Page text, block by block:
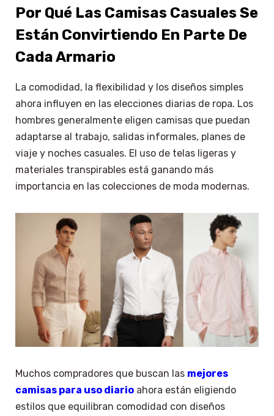
Por Qué Las Camisas Casuales Se
Están Convirtiendo En Parte De
Cada Armario
La comodidad, la flexibilidad y los diseños simples
ahora influyen en las elecciones diarias de ropa. Los
hombres generalmente eligen camisas que puedan
adaptarse al trabajo, salidas informales, planes de
viaje y noches casuales. El uso de telas ligeras y
materiales transpirables está ganando más
importancia en las colecciones de moda modernas.
Muchos compradores que buscan las mejores
camisas para uso diario ahora están eligiendo
estilos que equilibran comodidad con diseños